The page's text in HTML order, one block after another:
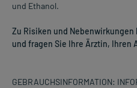
und Ethanol.
Zu Risiken und
und fragen Sie Ihre Ärztin, Ihren
GEBRAUCHSINFORMATION: